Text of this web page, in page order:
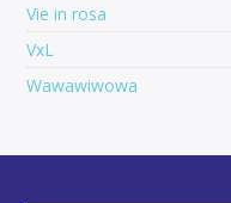
Vie in rosa
VxL
Wawawiwowa